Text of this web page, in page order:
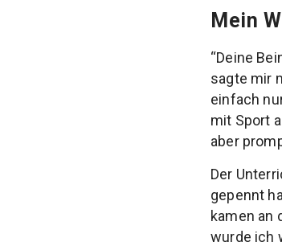
Mein
“Deine
sagte mir
einfach
mit Sport
aber
Der
gepennt
kamen an
wurde ich